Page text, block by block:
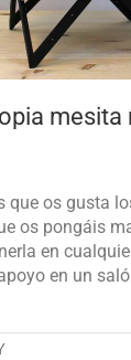
que os gusta
os pongáis
en
en un